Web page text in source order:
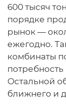
600 тысяч
порядке
рынок —
ежегодно.
комбинаты
Остальной
ближнего и